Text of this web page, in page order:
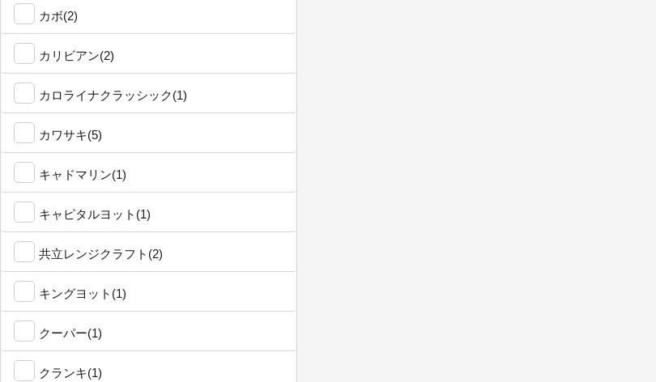
カボ(2)
カリビアン(2)
カロライナクラッシック(1)
カワサキ(5)
キャドマリン(1)
キャピタルヨット(1)
共立レンジクラフト(2)
キングヨット(1)
クーパー(1)
クランキ(1)